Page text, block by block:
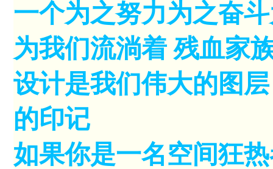
一个为之努力为之奋
为我们流淌着 残血家
设计是我们伟大的图
的印记
如果你是一名空间狂